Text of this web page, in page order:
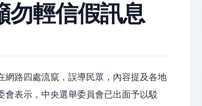
輕信假訊息
網路四處流竄，誤導民眾，內容提及各地
表示，中央選舉委員會已出面予以駁